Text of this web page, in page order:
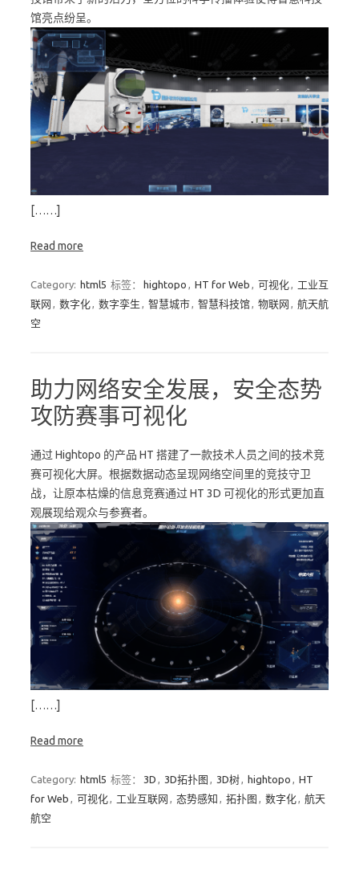
馆亮点纷呈。
[……]
Read more
Category: html5 标签： hightopo HT for Web 可视化
工业互
联网
数字化 数字孪生 智慧城市 智慧科技馆 物联网
航天航
空
助力网络安全发展，安全态势
攻防赛事可视化
通过 Hightopo 的产品 HT 搭建了一款技术人员之间的技术竞
赛可视化大屏。根据数据动态呈现网络空间里的竞技守卫
战，让原本枯燥的信息竞赛通过 HT 3D 可视化的形式更加直
观展现给观众与参赛者。
[……]
Read more
Category: html5 标签： 3D 3D拓扑图 3D树 hightopo
HT
for Web
可视化 工业互联网 态势感知 拓扑图 数字化
航天
航空